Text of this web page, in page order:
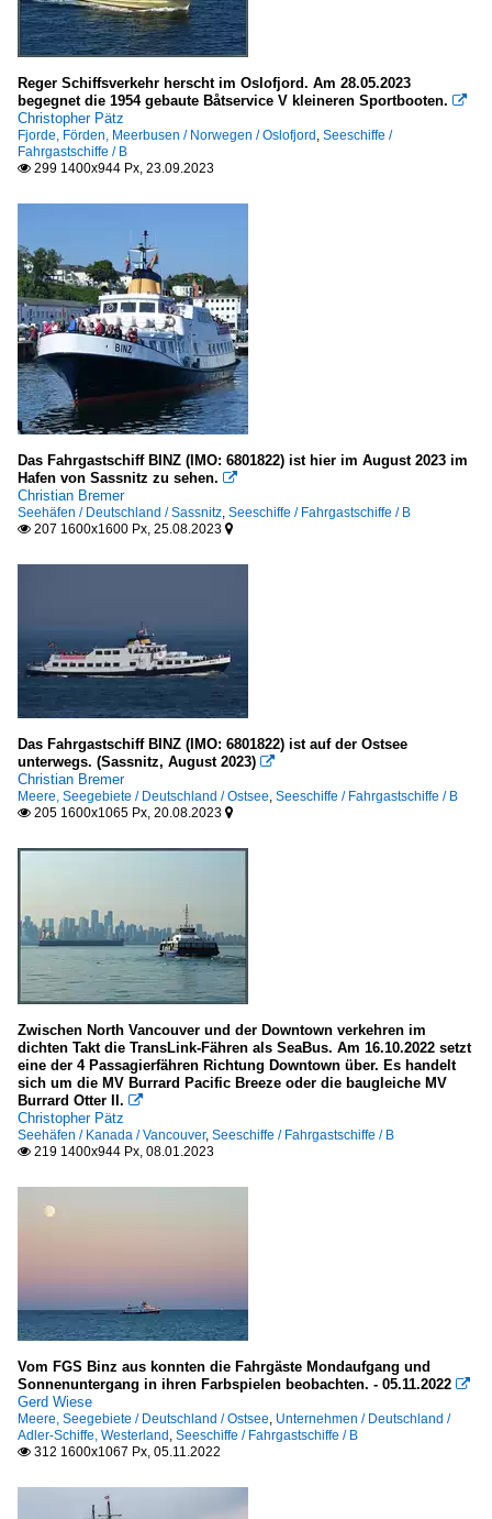
Reger Schiffsverkehr herscht im Oslofjord. Am 28.05.2023
begegnet die 1954 gebaute Båtservice V kleineren Sportbooten. 
Christopher Pätz
Fjorde, Förden, Meerbusen / Norwegen / Oslofjord , Seeschiffe /
Fahrgastschiffe / B
 299 1400x944 Px, 23.09.2023
Das Fahrgastschiff BINZ (IMO: 6801822) ist hier im August 2023 im
Hafen von Sassnitz zu sehen. 
Christian Bremer
Seehäfen / Deutschland / Sassnitz, Seeschiffe / Fahrgastschiffe / B
 207 1600x1600 Px, 25.08.2023 
Das Fahrgastschiff BINZ (IMO: 6801822) ist auf der Ostsee
unterwegs. (Sassnitz, August 2023) 
Christian Bremer
Meere, Seegebiete / Deutschland / Ostsee, Seeschiffe / Fahrgastschiffe / B
 205 1600x1065 Px, 20.08.2023 
Zwischen North Vancouver und der Downtown verkehren im
dichten Takt die TransLink-Fähren als SeaBus. Am 16.10.2022 setzt
eine der 4 Passagierfähren Richtung Downtown über. Es handelt
sich um die MV Burrard Pacific Breeze oder die baugleiche MV
Burrard Otter II. 
Christopher Pätz
Seehäfen / Kanada / Vancouver, Seeschiffe / Fahrgastschiffe / B
 219 1400x944 Px, 08.01.2023
Vom FGS Binz aus konnten die Fahrgäste Mondaufgang und
Sonnenuntergang in ihren Farbspielen beobachten. - 05.11.2022 
Gerd Wiese
Meere, Seegebiete / Deutschland / Ostsee, Unternehmen / Deutschland /
Adler-Schiffe, Westerland , Seeschiffe / Fahrgastschiffe / B
 312 1600x1067 Px, 05.11.2022